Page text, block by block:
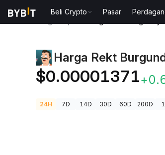
Beli Crypto Pasar
Harga Rekt
$0.00001371
24H 7D 14D 30D 60D 200D